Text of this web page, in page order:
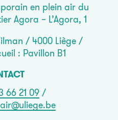
en plein air du
Agora – L’Agora, 1
/ 4000 Liège /
: Pavillon B1
66 21 09 /